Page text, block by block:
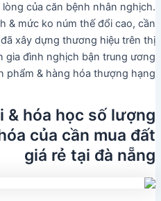
của căn bệnh nhân nghịch.
& mức ko núm thế đổi cao, cần
xây dựng thương hiệu trên thị
gia đình nghịch bận trung ương
phẩm & hàng hóa thượng hạng.
& hóa học số lượng
của cần mua đất
giá rẻ tại đà nẵng